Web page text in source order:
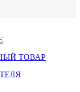
ТОВАР